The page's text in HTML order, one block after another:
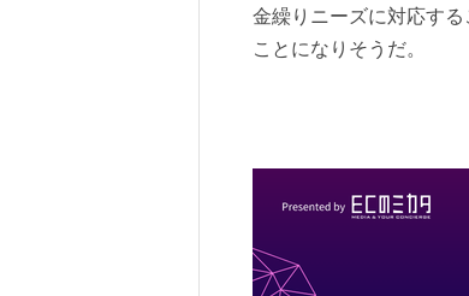
金繰りニーズに対応す
ことになりそうだ。